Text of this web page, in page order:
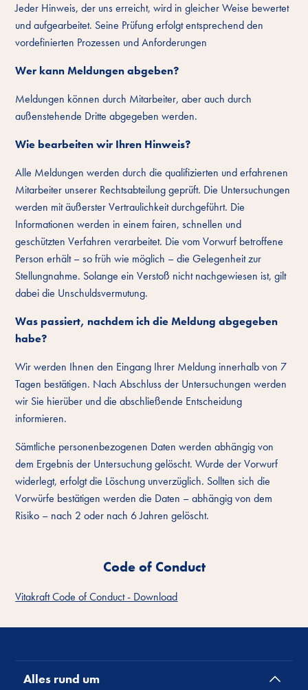
Jeder Hinweis, der uns erreicht, wird in gleicher Weise bewertet
und aufgearbeitet. Seine Prüfung erfolgt entsprechend den
vordefinierten Prozessen und Anforderungen
Wer kann Meldungen abgeben?
Meldungen können durch Mitarbeiter, aber auch durch
außenstehende Dritte abgegeben werden.
Wie bearbeiten wir Ihren Hinweis?
Alle Meldungen werden durch die qualifizierten und erfahrenen
Mitarbeiter unserer Rechtsabteilung geprüft. Die Untersuchungen
werden mit äußerster Vertraulichkeit durchgeführt. Die
Informationen werden in einem fairen, schnellen und
geschützten Verfahren verarbeitet. Die vom Vorwurf betroffene
Person erhält – so früh wie möglich – die Gelegenheit zur
Stellungnahme. Solange ein Verstoß nicht nachgewiesen ist, gilt
dabei die Unschuldsvermutung.
Was passiert, nachdem ich die Meldung abgegeben
habe?
Wir werden Ihnen den Eingang Ihrer Meldung innerhalb von 7
Tagen bestätigen. Nach Abschluss der Untersuchungen werden
wir Sie hierüber und die abschließende Entscheidung
informieren.
Sämtliche personenbezogenen Daten werden abhängig von
dem Ergebnis der Untersuchung gelöscht. Wurde der Vorwurf
widerlegt, erfolgt die Löschung unverzüglich. Sollten sich die
Vorwürfe bestätigen werden die Daten – abhängig von dem
Risiko – nach 2 oder nach 6 Jahren gelöscht.
Code of Conduct
Vitakraft Code of Conduct - Download
Alles rund um